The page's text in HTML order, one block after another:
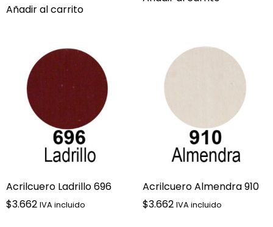
Añadir al carrito
Acrilcuero Ladrillo 696
$3.662 IVA incluido
Acrilcuero Almendra 910
$3.662 IVA incluido